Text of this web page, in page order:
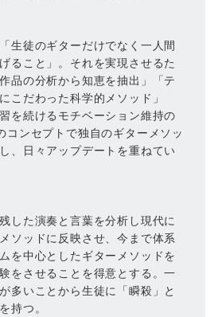
生徒のギターだけでなく一人間
ること」。それを実現させるた
品の分析から知恵を抽出」「テ
こだわった科学的メソッド」
を続けるモチベーション維持の
コンセプトで独自のギターメソッ
、日々アップデートを重ねてい
した演奏と言葉を分析し現代に
ソッドに反映させ、今まで体系
を中心としたギターメソッドを
をさせることを得意とする。一
多いことから生徒に「瞬殺」と
持つ。